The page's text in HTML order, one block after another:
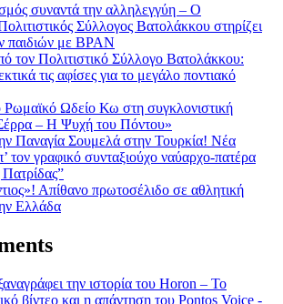
συναντά την αλληλεγγύη – Ο
Σύλλογος Βατολάκκου στηρίζει
παιδιών με BPAN
τον Πολιτιστικό Σύλλογο Βατολάκκου:
τις αφίσες για το μεγάλο ποντιακό
Ρωμαϊκό Ωδείο Κω στη συγκλονιστική
– Η Ψυχή του Πόντου»
Παναγία Σουμελά στην Τουρκία! Νέα
τον γραφικό συνταξιούχο ναύαρχο-πατέρα
Πατρίδας”
Απίθανο πρωτοσέλιδο σε αθλητική
Ελλάδα
την ιστορία του Horon – Το
βίντεο και η απάντηση του Pontos Voice -